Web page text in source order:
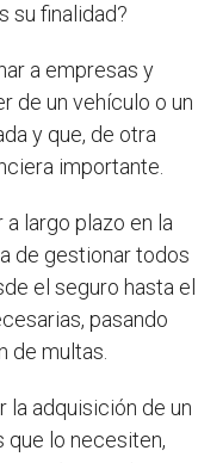
su finalidad?
a empresas y
de un vehículo o un
y que, de otra
importante.
largo plazo en la
de gestionar todos
el seguro hasta el
pasando
de multas.
la adquisición de un
que lo necesiten,